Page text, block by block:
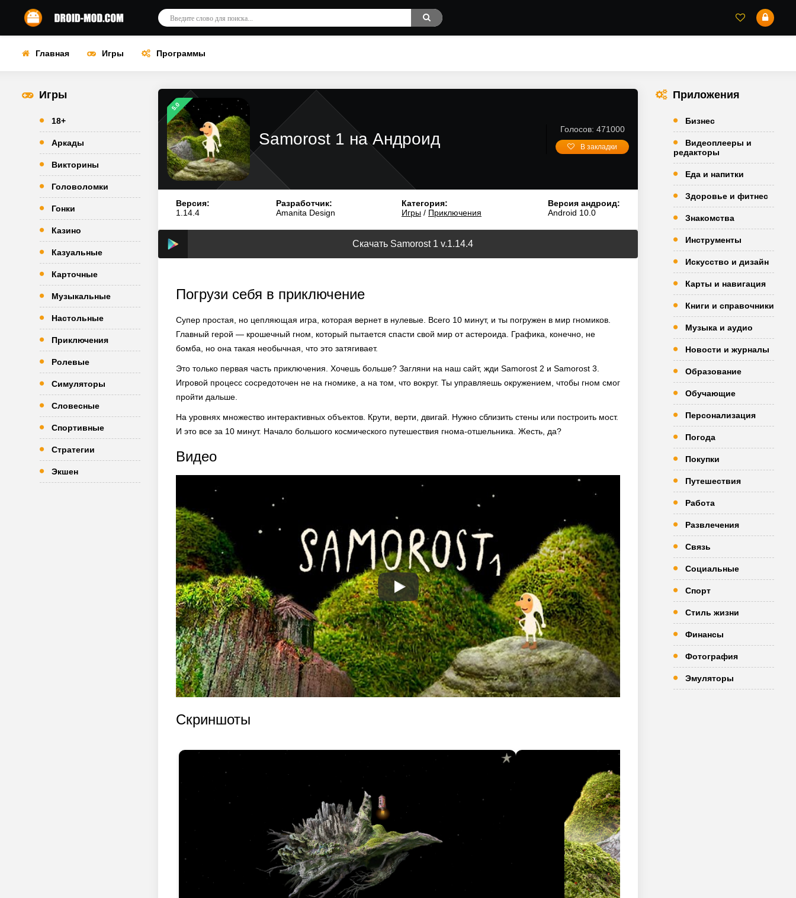
Главная Игры Программы
Игры
18+
Аркады
Викторины
Головоломки
Гонки
Казино
Казуальные
Карточные
Музыкальные
Настольные
Приключения
Ролевые
Симуляторы
Словесные
Спортивные
Стратегии
Экшен
5.0
Samorost 1 на Андроид
Голосов: 471000
В закладки
Версия:
1.14.4
Разработчик:
Amanita Design
Категория:
Игры / Приключения
Версия андроид:
Android 10.0
Скачать Samorost 1 v.1.14.4
Погрузи себя в приключение
Супер простая, но цепляющая игра, которая вернет в нулевые. Всего 10 минут, и ты погружен в мир гномиков.
Главный герой — крошечный гном, который пытается спасти свой мир от астероида. Графика, конечно, не
бомба, но она такая необычная, что это затягивает.
Это только первая часть приключения. Хочешь больше? Загляни на наш сайт, жди Samorost 2 и Samorost 3.
Игровой процесс сосредоточен не на гномике, а на том, что вокруг. Ты управляешь окружением, чтобы гном смог
пройти дальше.
На уровнях множество интерактивных объектов. Крути, верти, двигай. Нужно сблизить стены или построить мост.
И это все за 10 минут. Начало большого космического путешествия гнома-отшельника. Жесть, да?
Видео
Скриншоты
Приложения
Бизнес
Видеоплееры и
редакторы
Еда и напитки
Здоровье и фитнес
Знакомства
Инструменты
Искусство и дизайн
Карты и навигация
Книги и справочники
Музыка и аудио
Новости и журналы
Образование
Обучающие
Персонализация
Погода
Покупки
Путешествия
Работа
Развлечения
Связь
Социальные
Спорт
Стиль жизни
Финансы
Фотография
Эмуляторы